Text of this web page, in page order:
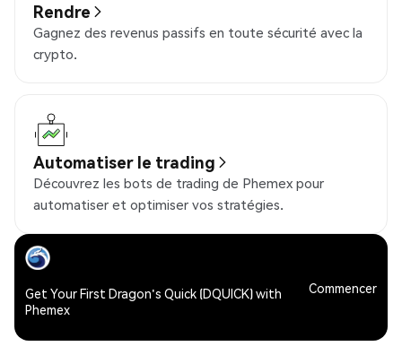
Rendre
Gagnez des revenus passifs en toute sécurité avec la
crypto.
Automatiser le trading
Découvrez les bots de trading de Phemex pour
automatiser et optimiser vos stratégies.
Get Your First Dragon's Quick (DQUICK) with
Phemex
Commencer